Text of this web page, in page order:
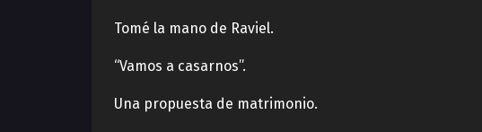
Tomé la mano de Raviel.
“Vamos a casarnos”.
Una propuesta de matrimonio.